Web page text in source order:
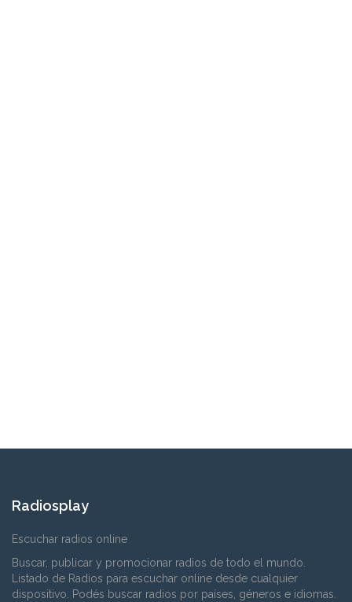
Radiosplay
Escuchar radios online
Buscar, publicar y promocionar radios de todo el mundo.
Listado de Radios para escuchar online desde cualquier
dispositivo. Podés buscar radios por países, géneros e idiomas.